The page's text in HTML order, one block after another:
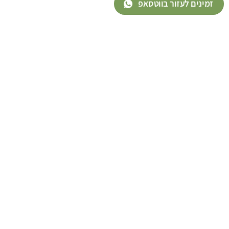
זמינים לעזור בווטסאפ